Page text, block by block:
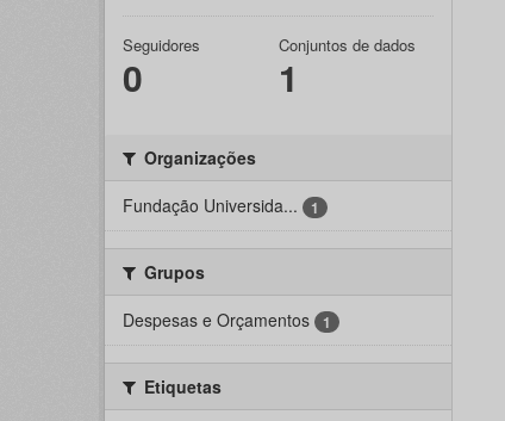
Seguidores
0
Conjuntos de dados
1
Organizações
Fundação Universida...
1
Grupos
Despesas e Orçamentos
1
Etiquetas